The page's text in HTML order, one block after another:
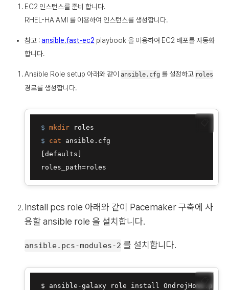
EC2 인스턴스를 준비 합니다.
RHEL-HA AMI 를 이용하여 인스턴스를 생성합니다.
참고 :ansible.fast-ec2 playbook 을 이용하여 EC2 배포를 자동화
합니다.
Ansible Role setup 아래와 같이 ansible.cfg 를 설정하고 roles
경로를 생성합니다.
$ mkdir roles
$ cat ansible.cfg
[defaults]
install pcs role 아래와 같이 Pacemaker 구축에 사
용할 ansible role 을 설치합니다.
ansible.pcs-modules-2 를 설치합니다.
$ ansible-galaxy role install OndrejHome.pcs-
📋